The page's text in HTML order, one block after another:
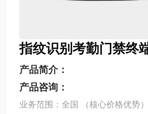
指纹识别考勤门禁终
产品简介：
产品咨询：
业务范围：全国 （核心价格优势）